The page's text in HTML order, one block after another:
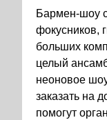
Бармен-шоу
фокусников,
больших
целый
неоновое
заказать на
помогут